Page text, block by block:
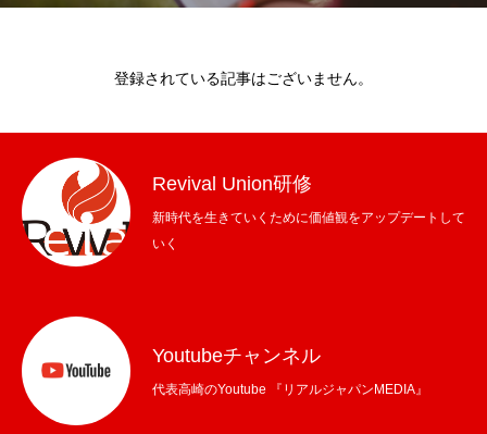
登録されている記事はございません。
Revival Union研修
新時代を生きていくために価値観をアップデートして
いく
Youtubeチャンネル
代表高崎のYoutube 『リアルジャパンMEDIA』